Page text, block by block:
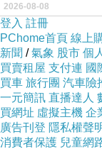
好難得的情境 我卻
2026-08-08
登入 註冊
PChome首頁 線上
新聞 /氣象 股市 個
買賣租屋 支付連 國
買車 旅行團 汽車險
一元簡訊 直播達人
買網址 虛擬主機 企
廣告刊登 隱私權聲
消費者保護 兒童網